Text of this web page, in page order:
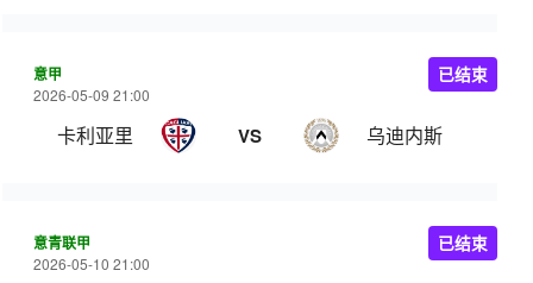
意甲
2026-05-09 21:00
卡利亚里 VS 乌迪内斯
已结束
意青联甲
2026-05-10 21:00
已结束